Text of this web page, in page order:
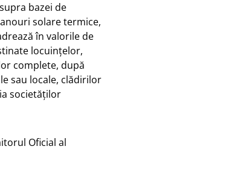
bazei de
solare termice,
în valorile de
locuinţelor,
complete, după
sau locale, clădirilor
societăţilor
Oficial al